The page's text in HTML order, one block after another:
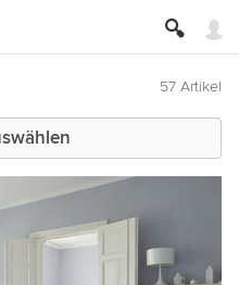
57 Artikel